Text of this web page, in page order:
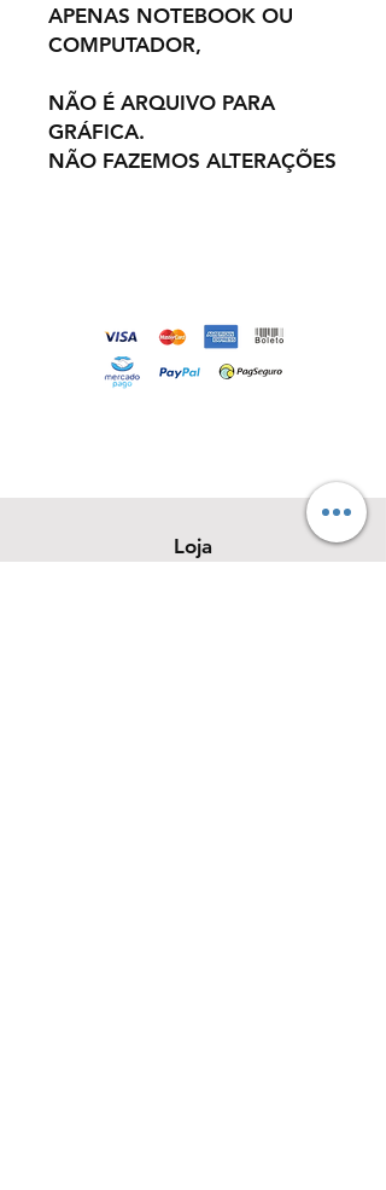
APENAS NOTEBOOK OU
COMPUTADOR,
NÃO É ARQUIVO PARA
GRÁFICA.
NÃO FAZEMOS ALTERAÇÕES
Loja